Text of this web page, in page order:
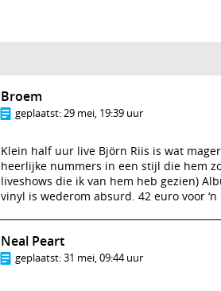
Broem
geplaatst:29 mei, 19:39 uur
Klein half uur live Björn Riis is wat
heerlijke nummers in een stijl die hem
liveshows die ik van hem heb gezien)
vinyl is wederom absurd. 42 euro voor
Neal Peart
geplaatst:31 mei, 09:44 uur